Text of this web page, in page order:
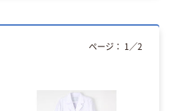
ページ： 1 ／2